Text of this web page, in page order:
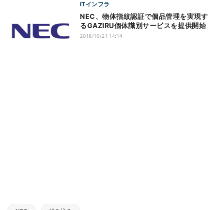
ITインフラ
NEC、物体指紋認証で個品管理を実現す
るGAZIRU個体識別サービスを提供開始
2016/10/21 14:14